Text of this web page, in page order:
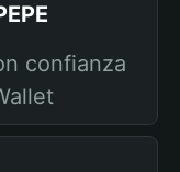
confianza